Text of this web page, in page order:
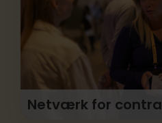
Netværk for